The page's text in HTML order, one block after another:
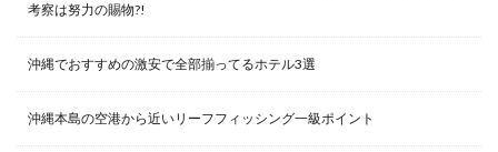
考察は努力の賜物?!
沖縄でおすすめの激安で全部揃ってるホテル3選
沖縄本島の空港から近いリーフフィッシング一級ポイント